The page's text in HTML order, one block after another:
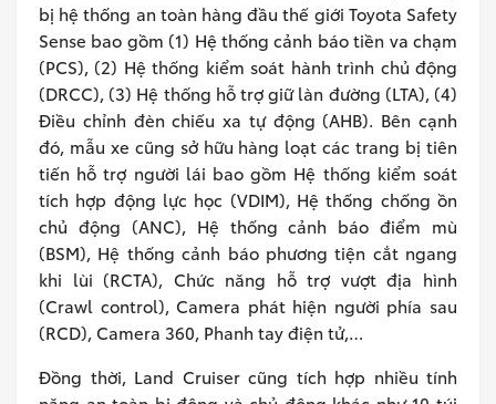
bị hệ thống an toàn hàng đầu thế giới Toyota Safety
Sense bao gồm (1) Hệ thống cảnh báo tiền va chạm
(PCS), (2) Hệ thống kiểm soát hành trình chủ động
(DRCC), (3) Hệ thống hỗ trợ giữ làn đường (LTA), (4)
Điều chỉnh đèn chiếu xa tự động (AHB). Bên cạnh
đó, mẫu xe cũng sở hữu hàng loạt các trang bị tiên
tiến hỗ trợ người lái bao gồm Hệ thống kiểm soát
tích hợp động lực học (VDIM), Hệ thống chống ồn
chủ động (ANC), Hệ thống cảnh báo điểm mù
(BSM), Hệ thống cảnh báo phương tiện cắt ngang
khi lùi (RCTA), Chức năng hỗ trợ vượt địa hình
(Crawl control), Camera phát hiện người phía sau
(RCD), Camera 360, Phanh tay điện tử,…
Đồng thời, Land Cruiser cũng tích hợp nhiều tính